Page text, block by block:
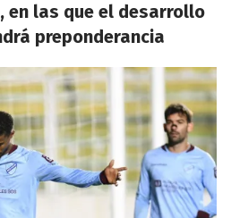
en las que el desarrollo
preponderancia